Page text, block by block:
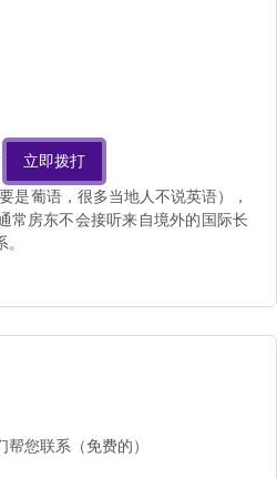
立即拨打
是葡语，很多当地人不说英语），
常房东不会接听来自境外的国际长
您联系（免费的）